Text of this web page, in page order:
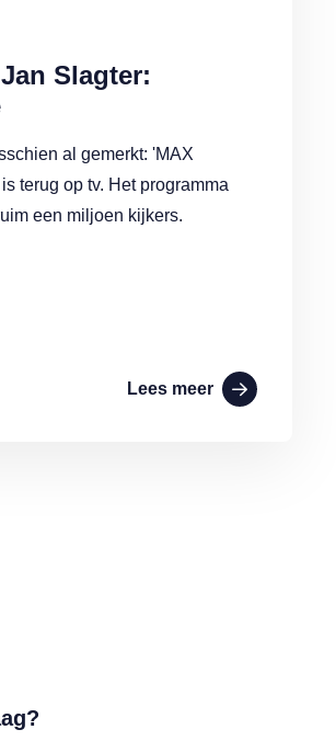
Slagter:
al gemerkt: 'MAX
terug op tv. Het programma
een miljoen kijkers.
Lees meer